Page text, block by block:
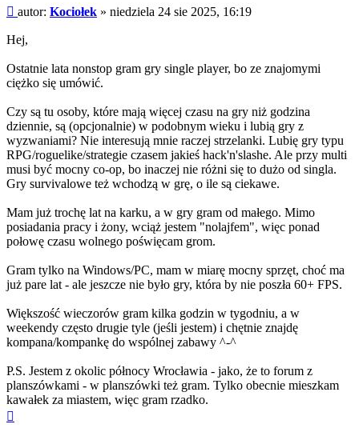
Post
autor: Kociołek » niedziela 24 sie 2025, 16:19
Hej,
Ostatnie lata nonstop gram gry single player, bo ze znajomymi
ciężko się umówić.
Czy są tu osoby, które mają więcej czasu na gry niż godzina
dziennie, są (opcjonalnie) w podobnym wieku i lubią gry z
wyzwaniami? Nie interesują mnie raczej strzelanki. Lubię gry typu
RPG/roguelike/strategie czasem jakieś hack'n'slashe. Ale przy multi
musi być mocny co-op, bo inaczej nie różni się to dużo od singla.
Gry survivalowe też wchodzą w grę, o ile są ciekawe.
Mam już trochę lat na karku, a w gry gram od małego. Mimo
posiadania pracy i żony, wciąż jestem "nolajfem", więc ponad
połowę czasu wolnego poświęcam grom.
Gram tylko na Windows/PC, mam w miarę mocny sprzęt, choć ma
już pare lat - ale jeszcze nie było gry, która by nie poszła 60+ FPS.
Większość wieczorów gram kilka godzin w tygodniu, a w
weekendy często drugie tyle (jeśli jestem) i chętnie znajdę
kompana/kompankę do wspólnej zabawy ^-^
P.S. Jestem z okolic północy Wrocławia - jako, że to forum z
planszówkami - w planszówki też gram. Tylko obecnie mieszkam
kawałek za miastem, więc gram rzadko.